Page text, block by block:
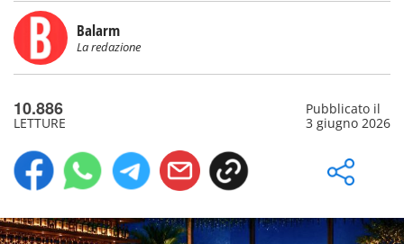
Balarm
La redazione
10.886
LETTURE
Pubblicato il
3 giugno 2026